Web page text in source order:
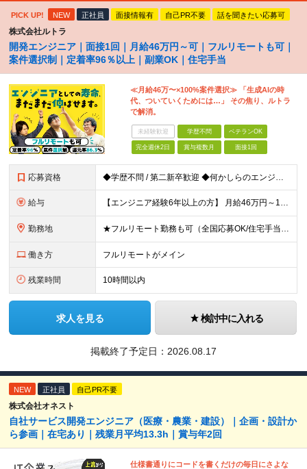
PICK UP! NEW 正社員 面接情報有 自己PR不要 話を聞きたい応募可
株式会社ルトラ
開発エンジニア｜面接1回｜月給46万円～可｜フルリモートも可｜
案件選択制｜定着率96％以上｜副業OK｜住宅手当
≪月給46万〜×100%案件選択≫ 「生成AIの時
代、ついていくためには…」 その焦り、ルトラ
で解消。
未経験歓迎 学歴不問 ベテランOK
完全週休2日 賞与複数月 面接1回
応募資格 ◆学歴不問 / 第二新卒歓迎 ◆何かしらのエンジニア経験をお持ちの方 （言語・期間・フェーズ不問） 経験浅めの方も遠慮なくご応募ください！ ■入社前Q＆A ────── ◎実力に見合った報酬が手に
給与 【エンジニア経験6年以上の方】 月給46万円～100万円（固定残業代含む） ※上記月給には月30時間分の固定残業代（月8万7,400円～月19万円）を含む。超過分は全額支給。 【エンジニア経験4年以
勤務地 ★フルリモート勤務も可（全国応募OK/住宅手当を支給します） ※案件によって常駐が必要になる場合があります。 ※希望がない限り、転勤はありません ※U・Iターン歓迎 ★ルトラの社員は全国各地で活躍中
働き方 フルリモートがメイン
残業時間 10時間以内
求人を見る 検討中に入れる
掲載終了予定日： 2026.08.17
NEW 正社員 自己PR不要
株式会社オネスト
自社サービス開発エンジニア（医療・農業・建設）｜企画・設計か
ら参画｜在宅あり｜残業月平均13.3h｜賞与年2回
仕様書通りにコードを書くだけの毎日にさよな